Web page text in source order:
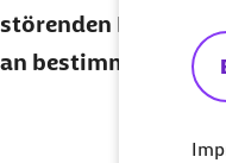
störenden Faktoren
an bestimmte